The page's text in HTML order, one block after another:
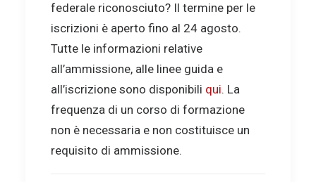
federale riconosciuto? Il termine per le
iscrizioni è aperto fino al 24 agosto.
Tutte le informazioni relative
all’ammissione, alle linee guida e
all’iscrizione sono disponibili qui. La
frequenza di un corso di formazione
non è necessaria e non costituisce un
requisito di ammissione.